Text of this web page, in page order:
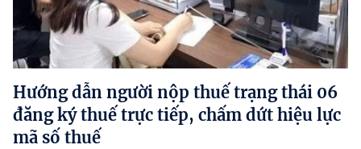
Hướng dẫn người nộp thuế trạng thái 06
đăng ký thuế trực tiếp, chấm dứt hiệu lực
mã số thuế